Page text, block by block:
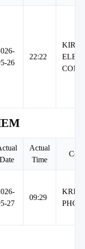
26
22:22
Date
Actual
Time
27
09:29